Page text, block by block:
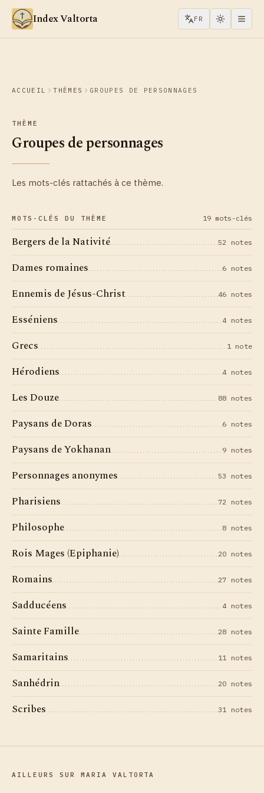
Aller au contenu
Index Valtorta FR
ACCUEIL THÈMES GROUPES DE PERSONNAGES
THÈME
Groupes de personnages
Les mots-clés rattachés à ce thème.
MOTS-CLÉS DU THÈME 19 mots-clés
Bergers de la Nativité 52 notes
Dames romaines 6 notes
Ennemis de Jésus-Christ 46 notes
Esséniens 4 notes
Grecs 1 note
Hérodiens 4 notes
Les Douze 88 notes
Paysans de Doras 6 notes
Paysans de Yokhanan 9 notes
Personnages anonymes 53 notes
Pharisiens 72 notes
Philosophe 8 notes
Rois Mages (Epiphanie) 20 notes
Romains 27 notes
Sadducéens 4 notes
Sainte Famille 28 notes
Samaritains 11 notes
Sanhédrin 20 notes
Scribes 31 notes
AILLEURS SUR MARIA VALTORTA